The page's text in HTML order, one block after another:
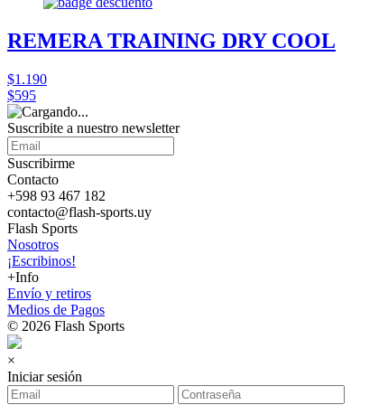
REMERA TRAINING DRY COOL
$1.190
$595
Suscribite a nuestro newsletter
Suscribirme
Contacto
+598 93 467 182
contacto@flash-sports.uy
Flash Sports
Nosotros
¡Escribinos!
+Info
Envío y retiros
Medios de Pagos
© 2026 Flash Sports
×
Iniciar sesión